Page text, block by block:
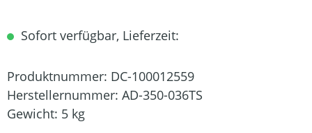
Sofort verfügbar, Lieferzeit:
Produktnummer: DC-100012559
Herstellernummer: AD-350-036TS
Gewicht: 5 kg